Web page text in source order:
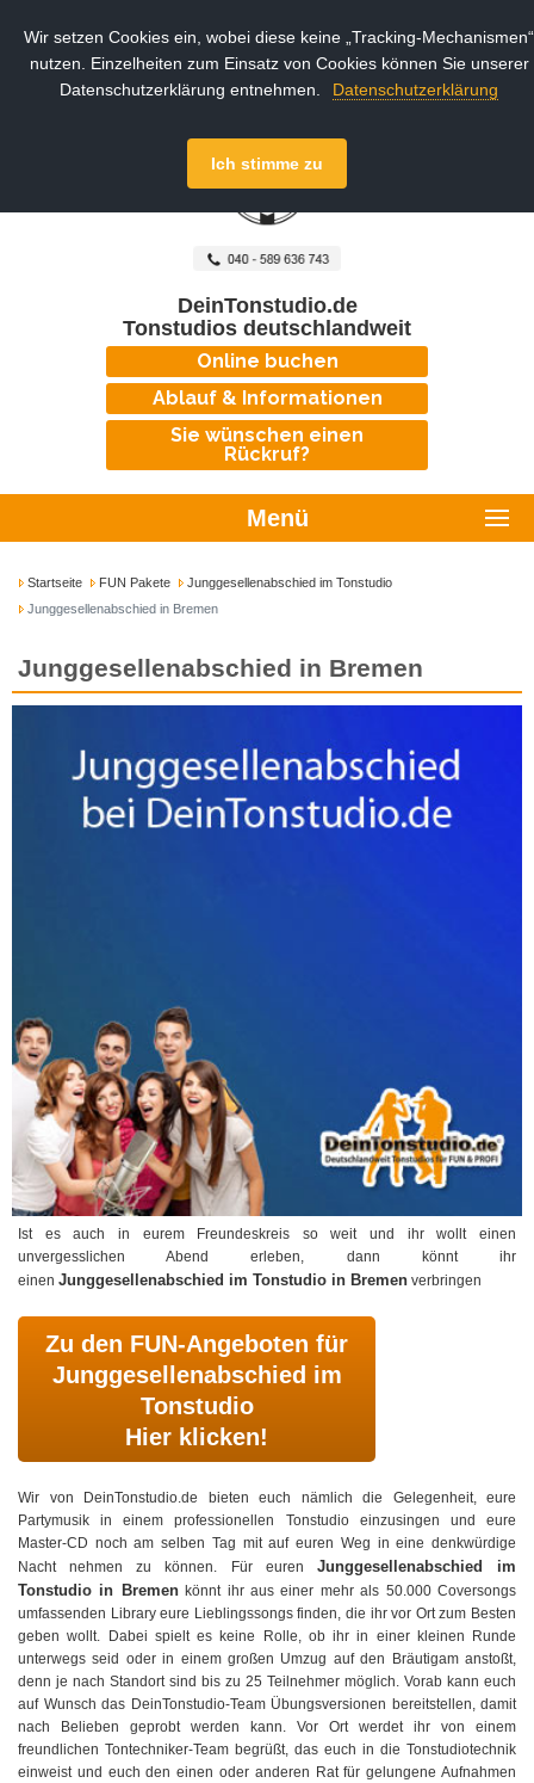
Wir setzen Cookies ein, wobei diese keine „Tracking-Mechanismen“
nutzen. Einzelheiten zum Einsatz von Cookies können Sie unserer
Datenschutzerklärung entnehmen.
Datenschutzerklärung
Ich stimme zu
DeinTonstudio.de
Tonstudios deutschlandweit
Online buchen
Ablauf & Informationen
Sie wünschen einen
Rückruf?
Menü
Startseite FUN Pakete
Junggesellenabschied im Tonstudio
Junggesellenabschied in Bremen
Junggesellenabschied in Bremen
Ist es auch in eurem Freundeskreis so weit und ihr wollt einen
unvergesslichen Abend erleben, dann könnt ihr
einen Junggesellenabschied im Tonstudio in Bremen verbringen
Zu den FUN-Angeboten für
Junggesellenabschied im
Tonstudio
Hier klicken!
Wir von DeinTonstudio.de bieten euch nämlich die Gelegenheit, eure
Partymusik in einem professionellen Tonstudio einzusingen und eure
Master-CD noch am selben Tag mit auf euren Weg in eine denkwürdige
Nacht nehmen zu können. Für euren Junggesellenabschied im
Tonstudio in Bremenkönnt ihr aus einer mehr als 50.000 Coversongs
umfassenden Library eure Lieblingssongs finden, die ihr vor Ort zum Besten
geben wollt. Dabei spielt es keine Rolle, ob ihr in einer kleinen Runde
unterwegs seid oder in einem großen Umzug auf den Bräutigam anstoßt,
denn je nach Standort sind bis zu 25 Teilnehmer möglich. Vorab kann euch
auf Wunsch das DeinTonstudio-Team Übungsversionen bereitstellen, damit
nach Belieben geprobt werden kann. Vor Ort werdet ihr von einem
freundlichen Tontechniker-Team begrüßt, das euch in die Tonstudiotechnik
einweist und euch den einen oder anderen Rat für gelungene Aufnahmen